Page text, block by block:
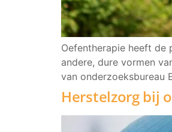
Oefentherapie heeft de
andere, dure vormen
van onderzoeksbureau
Herstelzorg bij